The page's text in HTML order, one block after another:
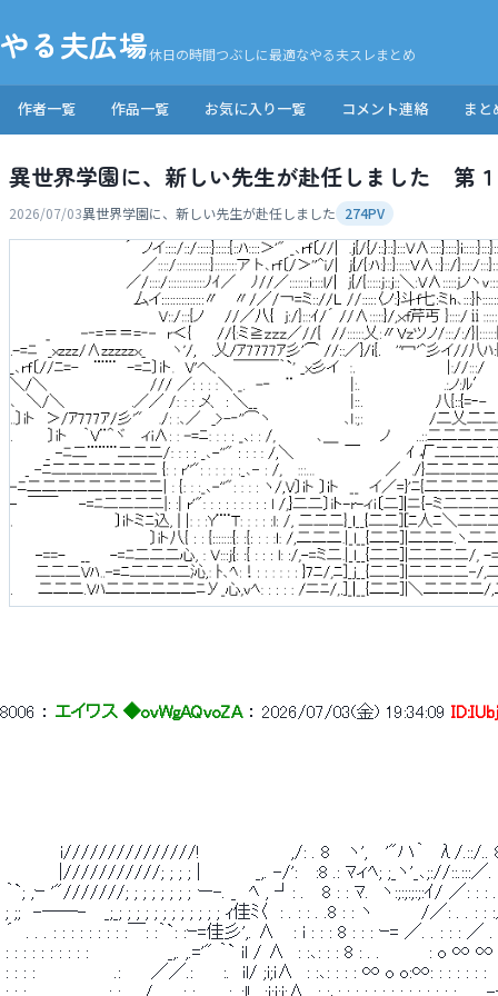
やる夫広場休日の時間つぶしに最適なやる夫スレまとめ
作者一覧 作品一覧 お気に入り一覧 コメント連絡 まと
異世界学園に、新しい先生が赴任しました 第
2026/07/03異世界学園に、新しい先生が赴任しました 274PV
8006 ： エイワス ◆ovWgAQvoZA ： 2026/07/03(金) 19:34:09
i///////////////!　　　　 　 　 ,/: . 8　 ヽ', 　'"ハ｀　λ/.::/.. 8o
|///////////; ; ; ; |　　　　 _,. -/': 　:8 .: ﾏィﾍ; ;_ヽ'_､;://::.:::／.
｀`; ,ｰ '"///////; ; ; ; ; ; ; ; ー-. _　ﾍ , ┘: .　 8 : : ﾏ.　ヽ:;:;:;:;:ｲ/ ／: : :
; ;;　-──-　 _;_; ; ; ; ; ; ; ; ; ; ; ; ｨ佳ﾐ〈　: . : : . .8 : : ヽ　　 　 /／:
´　. . . : : : : : : : : :￣: :｀`: :ｰ=佳彡',. ∧　 : i : : : 8 : : : ｰ= ／. . : :
: : : : : : : : : :　　　　　　 _,. ,.='" ｀` il / ∧　: :､: : : 8 : . .　　　　:
: : : :　　　　　　 .:　　 ／／.:　　 :.　il/ ;i;i∧　: :､: : : : ∞ o o:∞: : : : : :
: : : .　　　　　　: : 　 /　　 : :.　　 : .:l!　;i;i;i;∧　: :､: : : : : : : : : : : : : :　